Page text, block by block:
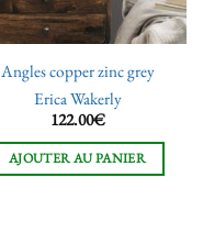
Angles copper zinc grey
Erica Wakerly
122.00€
AJOUTER AU PANIER